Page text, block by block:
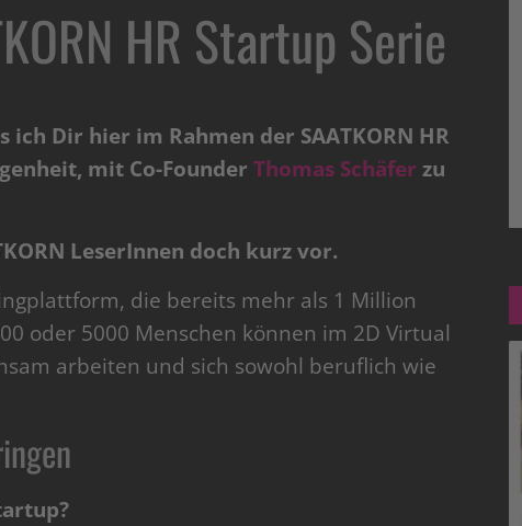
HR Startup Serie
Dir hier im Rahmen der SAATKORN HR
mit Co-Founder Thomas Schäfer zu
LeserInnen doch kurz vor.
die bereits mehr als 1 Million
oder 5000 Menschen können im 2D Virtual
arbeiten und sich sowohl beruflich wie